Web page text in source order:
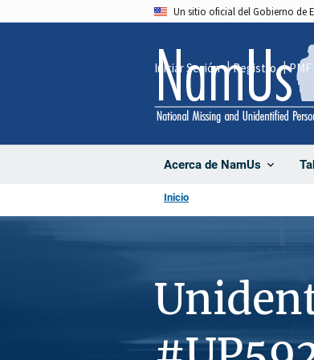
Un sitio oficial del Gobierno de
Acerca de NamUs
Iniciar Sesión Registro PMF
Inicio